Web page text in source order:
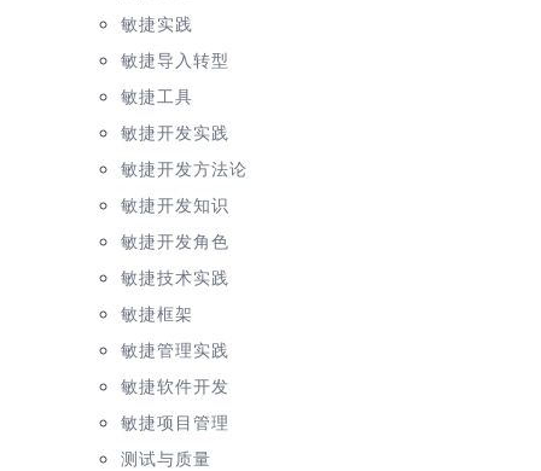
敏捷实践
敏捷导入转型
敏捷工具
敏捷开发实践
敏捷开发方法论
敏捷开发知识
敏捷开发角色
敏捷技术实践
敏捷框架
敏捷管理实践
敏捷软件开发
敏捷项目管理
测试与质量